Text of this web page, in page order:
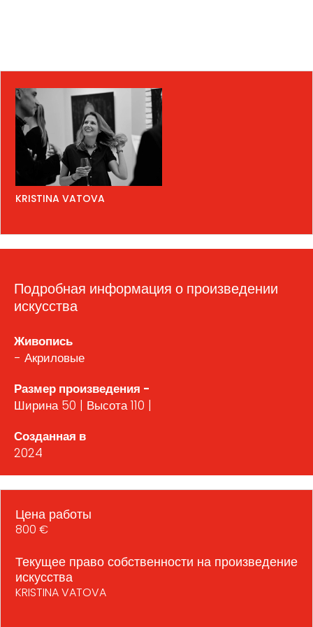
KRISTINA VATOVA
Подробная информация о произведении
искусства
Живопись
- Акриловые
Размер произведения -
Ширина 50 | Высота 110 |
Созданная в
2024
Цена работы
800 €
Текущее право собственности на произведение
искусства
KRISTINA VATOVA